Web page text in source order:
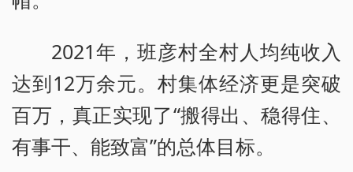
2021年，班彦村全村人均纯收入
达到12万余元。村集体经济更是突破
百万，真正实现了“搬得出、稳得住、
有事干、能致富”的总体目标。